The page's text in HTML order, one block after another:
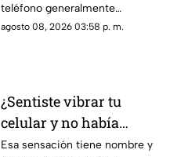
teléfono generalmente
representa un consumo
del accesorio.
agosto 08, 2026 03:58 p. m.
¿Sentiste vibrar tu
celular y no había
nada? Tu cerebro
Esa sensación tiene nombre y